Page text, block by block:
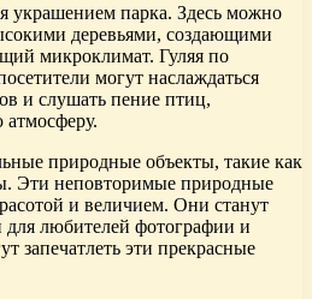
украшением парка. Здесь можно
деревьями, создающими
микроклимат. Гуляя по
могут наслаждаться
и слушать пение птиц,
природные объекты, такие как
Эти неповторимые природные
и величием. Они станут
любителей фотографии и
запечатлеть эти прекрасные